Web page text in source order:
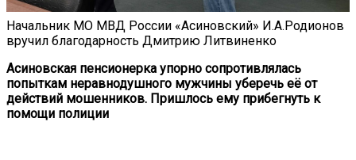
Начальник МО МВД России «Асиновский» И.А.Родионов
вручил благодарность Дмитрию Литвиненко
Асиновская пенсионерка упорно сопротивлялась
попыткам неравнодушного мужчины уберечь её от
действий мошенников. Пришлось ему прибегнуть к
помощи полиции